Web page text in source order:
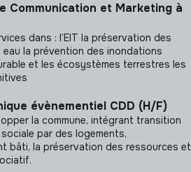
Communication et Marketing à
dans : l’EIT la préservation des
eau la prévention des inondations
et les écosystèmes terrestres les
évènementiel CDD (H/F)
la commune, intégrant transition
par des logements,
bâti, la préservation des ressources et